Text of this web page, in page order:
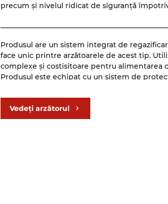
precum și nivelul ridicat de siguranță
Produsul are un sistem integrat de
face unic printre arzătoarele de acest tip.
complexe și costisitoare pentru alimentarea
Produsul este echipat cu un sistem de
Vedeți arzătorul